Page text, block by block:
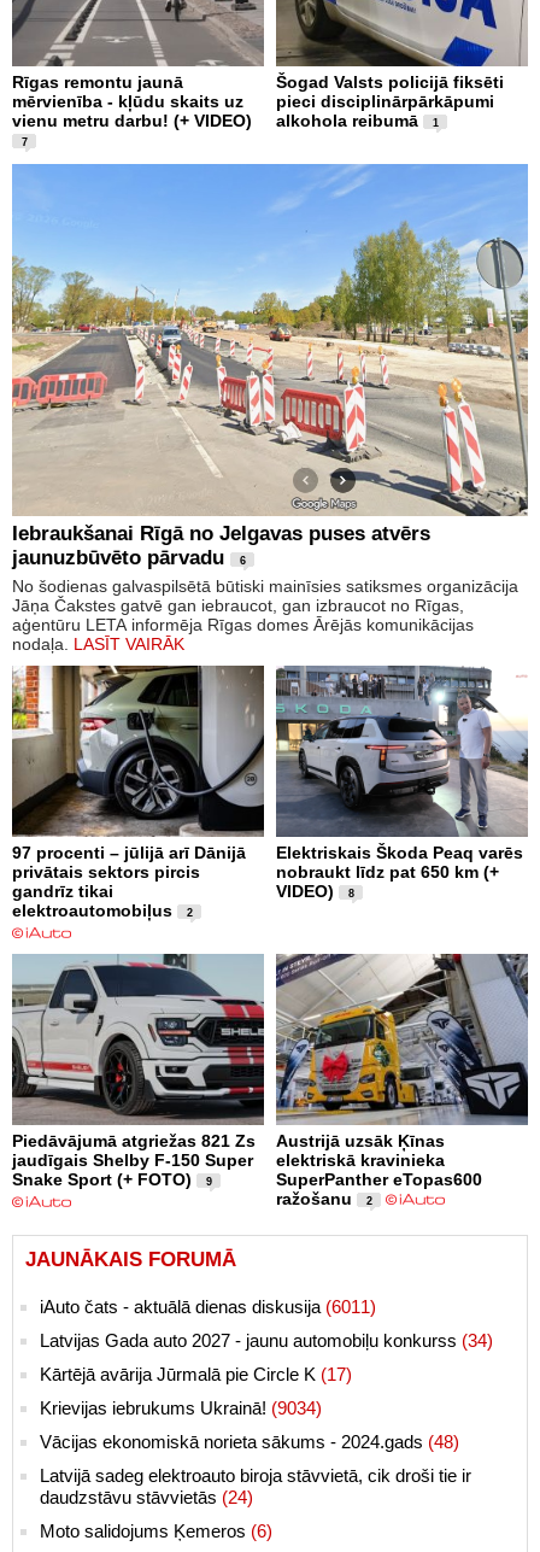
Rīgas remontu jaunā
mērvienība - kļūdu skaits uz
vienu metru darbu! (+ VIDEO)
7
Šogad Valsts policijā fiksēti
pieci disciplinārpārkāpumi
alkohola reibumā
1
Iebraukšanai Rīgā no Jelgavas puses atvērs
jaunuzbūvēto pārvadu
6
No šodienas galvaspilsētā būtiski mainīsies satiksmes organizācija
Jāņa Čakstes gatvē gan iebraucot, gan izbraucot no Rīgas,
aģentūru LETA informēja Rīgas domes Ārējās komunikācijas
nodaļa. LASĪT VAIRĀK
97 procenti – jūlijā arī Dānijā
privātais sektors pircis
gandrīz tikai
elektroautomobiļus
2
Elektriskais Škoda Peaq varēs
nobraukt līdz pat 650 km (+
VIDEO)
8
Piedāvājumā atgriežas 821 Zs
jaudīgais Shelby F-150 Super
Snake Sport (+ FOTO)
9
Austrijā uzsāk Ķīnas
elektriskā kravinieka
SuperPanther eTopas600
ražošanu
2
JAUNĀKAIS FORUMĀ
iAuto čats - aktuālā dienas diskusija (6011)
Latvijas Gada auto 2027 - jaunu automobiļu konkurss (34)
Kārtējā avārija Jūrmalā pie Circle K (17)
Krievijas iebrukums Ukrainā! (9034)
Vācijas ekonomiskā norieta sākums - 2024.gads (48)
Latvijā sadeg elektroauto biroja stāvvietā, cik droši tie ir
daudzstāvu stāvvietās (24)
Moto salidojums Ķemeros (6)